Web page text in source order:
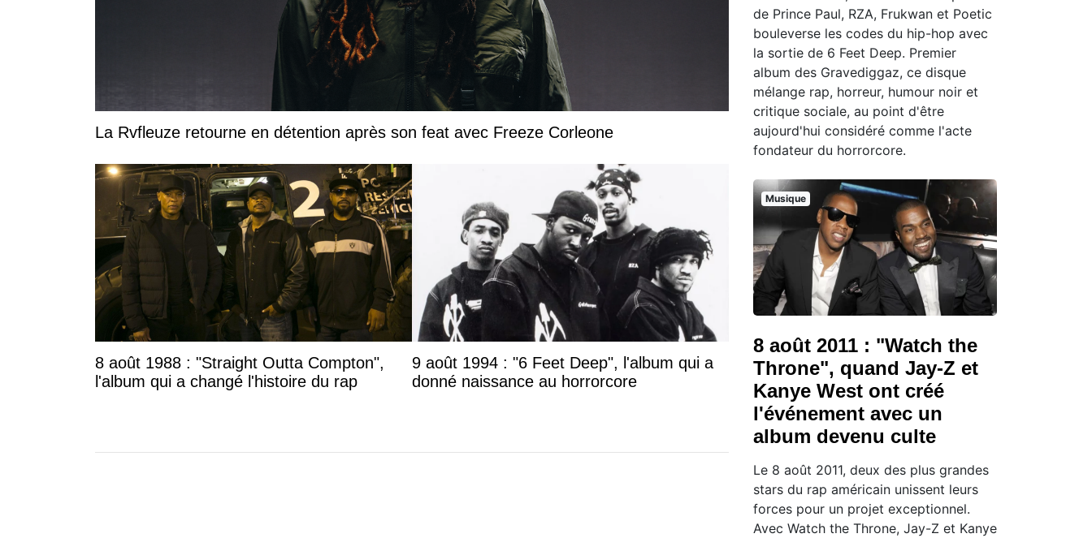
La Rvfleuze retourne en détention après son feat avec Freeze Corleone
8 août 1988 : "Straight Outta Compton",
l'album qui a changé l'histoire du rap
9 août 1994 : "6 Feet Deep", l'album qui a
donné naissance au horrorcore
de Prince Paul, RZA, Frukwan et Poetic
bouleverse les codes du hip-hop avec
la sortie de 6 Feet Deep. Premier
album des Gravediggaz, ce disque
mélange rap, horreur, humour noir et
critique sociale, au point d'être
aujourd'hui considéré comme l'acte
fondateur du horrorcore.
Musique
8 août 2011 : "Watch the
Throne", quand Jay-Z et
Kanye West ont créé
l'événement avec un
album devenu culte
Le 8 août 2011, deux des plus grandes
stars du rap américain unissent leurs
forces pour un projet exceptionnel.
Avec Watch the Throne, Jay-Z et Kanye